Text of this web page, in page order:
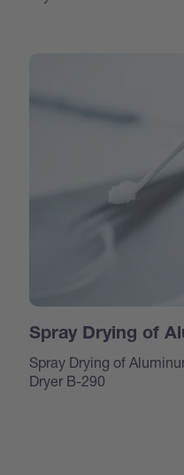
Spray Drying of
Spray Drying of
Dryer B-290